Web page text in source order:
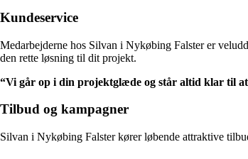
Kundeservice
Medarbejderne hos Silvan i Nykøbing Falster er
den rette løsning til dit projekt.
“Vi går op i din projektglæde og står altid klar til
Tilbud og kampagner
Silvan i Nykøbing Falster kører løbende attraktive